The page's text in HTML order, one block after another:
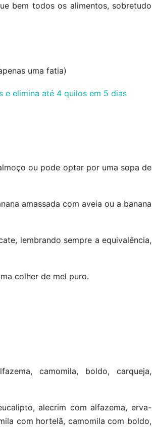
bem todos os alimentos, sobretudo
uma fatia)
ou pode optar por uma sopa de
amassada com aveia ou a banana
lembrando sempre a equivalência,
colher de mel puro.
camomila, boldo, carqueja,
alecrim com alfazema, erva-
com hortelã, camomila com boldo,